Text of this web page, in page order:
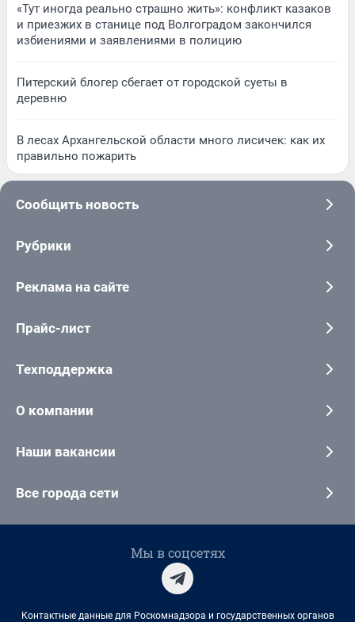
«Тут иногда реально страшно жить»: конфликт казаков
и приезжих в станице под Волгоградом закончился
избиениями и заявлениями в полицию
Питерский блогер сбегает от городской суеты в
деревню
В лесах Архангельской области много лисичек: как их
правильно пожарить
Сообщить новость
Рубрики
Реклама на сайте
Прайс-лист
Техподдержка
О компании
Наши вакансии
Все города сети
Мы в соцсетях
Контактные данные для Роскомнадзора и государственных органов